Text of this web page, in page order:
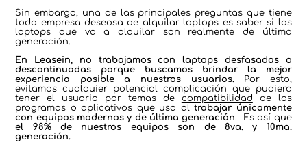
Sin embargo, una de las principales preguntas que tiene
toda empresa deseosa de alquilar laptops es saber si las
laptops que va a alquilar son realmente de última
generación.
En Leasein, no trabajamos con laptops desfasadas o
descontinuadas porque buscamos brindar la mejor
experiencia posible a nuestros usuarios.Por esto,
evitamos cualquier potencial complicación que pudiera
tener el usuario por temas de compatibilidad de los
programas o aplicativos que usa altrabajar únicamente
con equipos modernos y de última generación. Es así que
el 98% de nuestros equipos son de 8va. y 10ma.
generación.